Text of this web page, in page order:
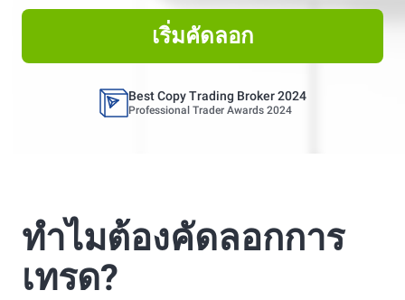
เริ่มคัดลอก
Best Copy Trading Platform 2025
Best Copy Trading Broker 2024
Professional Trader Awards 2024
Best Copy Trading Platform 2025
Global Brands Magazine Awards
ทำไมต้องคัดลอกการ
เทรด?